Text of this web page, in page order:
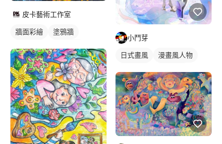
皮卡藝術工作室
牆面彩繪
塗鴉牆
小鬥芽
日式畫風
漫畫風人物
漫畫畫風
人物插畫